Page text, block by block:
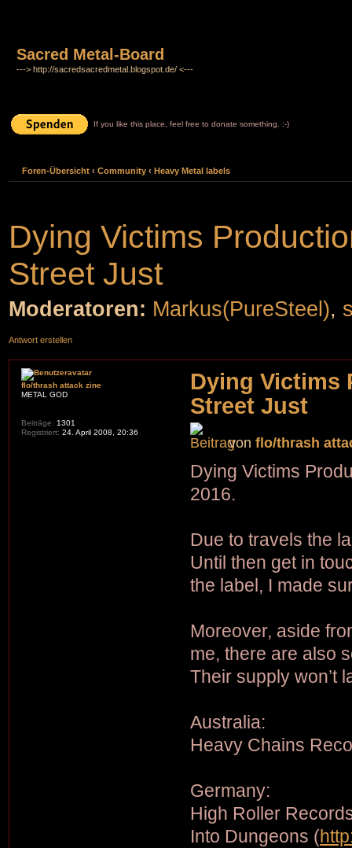
Sacred Metal-Board
---> http://sacredsacredmetal.blogspot.de/ <---
If you like this place, feel free to donate something. :-)
Foren-Übersicht ‹ Community ‹ Heavy Metal labels
Dying Victims
Street Just
Moderatoren: Markus(PureSteel),
Antwort erstellen
Dying Victims
Street Just
vonflo/thrash
Dying Victims
2016.
Due to travels the
Until then get in
the label, I made
Moreover, aside
me, there are also
Their supply won’t
Australia:
Heavy Chains
Germany:
High Roller
Into Dungeons (
flo/thrash attack zine
METAL GOD
Beiträge: 1301
Registriert: 24. April 2008, 20:36